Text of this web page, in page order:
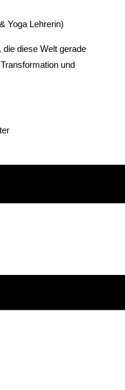
Yoga Lehrerin)
diese Welt gerade
und